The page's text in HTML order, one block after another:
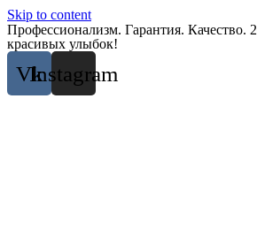
Skip to content
Профессионализм. Гарантия. Качество.
красивых улыбок!
VkInstagram